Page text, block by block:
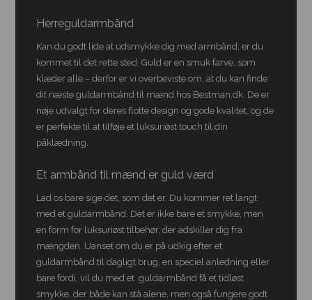
Herreguldarmbånd
Kan du godt lide at udsmykke dig med armbånd, er du
kommet til det rette sted. Guld er en smuk farve, som
klæder alle – derfor er vi overbeviste om, at du kan finde
dit næste guldarmbånd til mænd hos Bestman.dk. De er
nøje udvalgt for deres flotte design og gode kvalitet, og de
er perfekte til at tilføje et luksuriøst touch til din
påklædning.
Et armbånd til mænd er guld værd
Lad os bare sige det, som det er. Du kommer ret langt
med et guldarmbånd. Det er ikke bare et smykke, men
en form for luksuriøst tilbehør, der adskiller dig fra
mængden. Uanset om du er på udkig efter et
guldarmbånd til dagligt brug, en speciel anledning eller
bare fordi, vil du med et guldarmbånd få et tidløst
smykke, der både kan stå alene, men også fungere godt